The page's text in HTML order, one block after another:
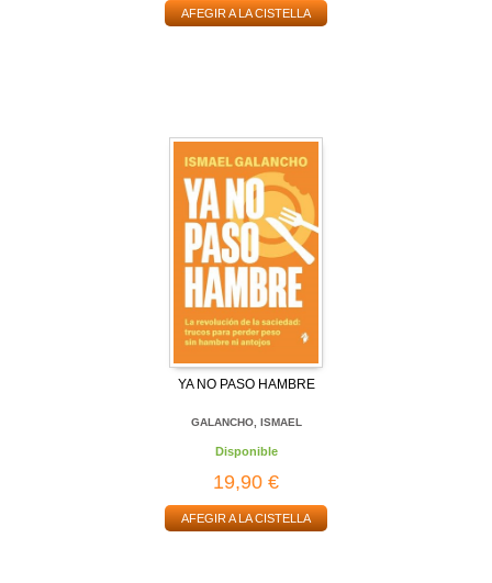
AFEGIR A LA CISTELLA
YA NO PASO HAMBRE
GALANCHO, ISMAEL
Disponible
19,90 €
AFEGIR A LA CISTELLA